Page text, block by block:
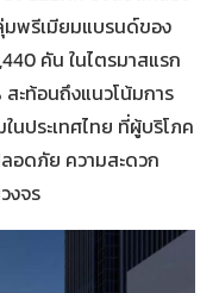
พรีเมียมแบรนด์ของ
คัน ในไตรมาสแรก
ะท้อนถึงแนวโน้มการ
ประเทศไทย ที่ผู้บริโภค
อดภัย ความสะดวก
งจร